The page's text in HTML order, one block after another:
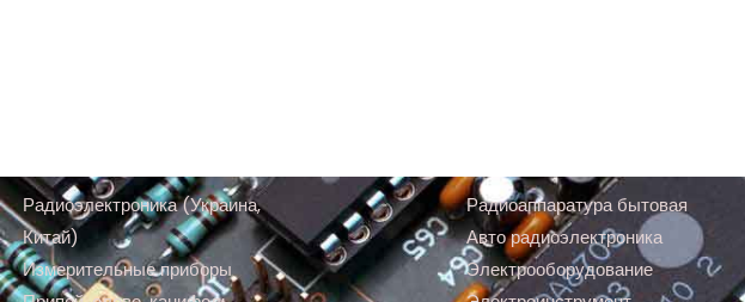
Радиоэлектроника (Украина,
Китай)
Измерительные приборы
Радиоаппаратура бытовая
Авто радиоэлектроника
Электрооборудование